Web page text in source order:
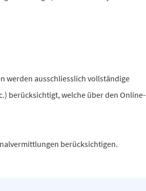
werden ausschliesslich vollständige
berücksichtigt, welche über den Online-
berücksichtigen.